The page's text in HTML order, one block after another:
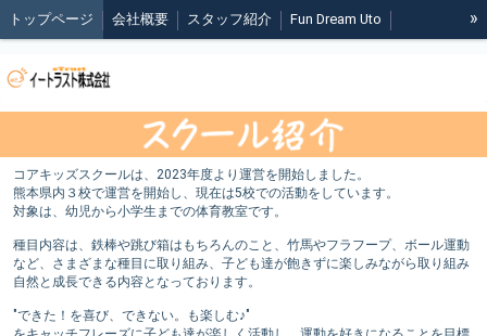
トップページ 会社概要 スタッフ紹介 Fun Dream Uto »
コアキッズスクールは、2023年度より運営を開始しました。
熊本県内３校で運営を開始し、現在は5校での活動をしています。
対象は、幼児から小学生までの体育教室です。
種目内容は、鉄棒や跳び箱はもちろんのこと、竹馬やフラフープ、ボール運動
など、さまざまな種目に取り組み、子ども達が飽きずに楽しみながら取り組み
自然と成長できる内容となっております。
"できた！を喜び、できない。も楽しむ♪"